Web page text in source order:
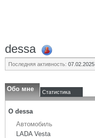
dessa
Последняя активность: 07.02.2025
Обо мне Статистика
О dessa
Автомобиль
LADA Vesta